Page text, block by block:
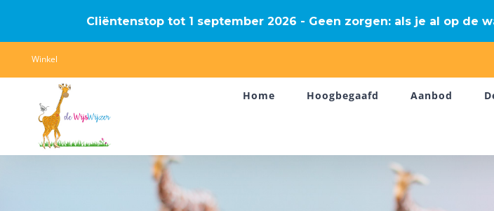
naar
Winkel
Home Hoogbegaafd Aanbod
Cliëntenstop tot 1 september 2026 - Geen zorgen: als je al op de